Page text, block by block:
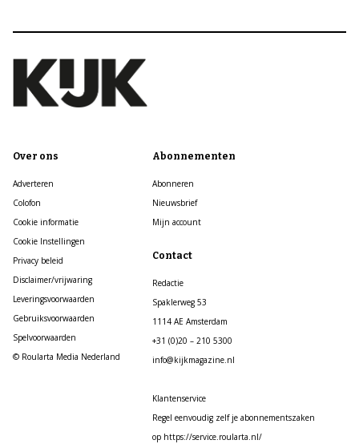
Over ons
Adverteren
Colofon
Cookie informatie
Cookie Instellingen
Privacy beleid
Disclaimer/vrijwaring
Leveringsvoorwaarden
Gebruiksvoorwaarden
Spelvoorwaarden
© Roularta Media Nederland
Abonnementen
Abonneren
Nieuwsbrief
Mijn account
Contact
Redactie
Spaklerweg 53
1114 AE Amsterdam
+31 (0)20 – 210 5300
info@kijkmagazine.nl
Klantenservice
Regel eenvoudig zelf je abonnementszaken
op https://service.roularta.nl/